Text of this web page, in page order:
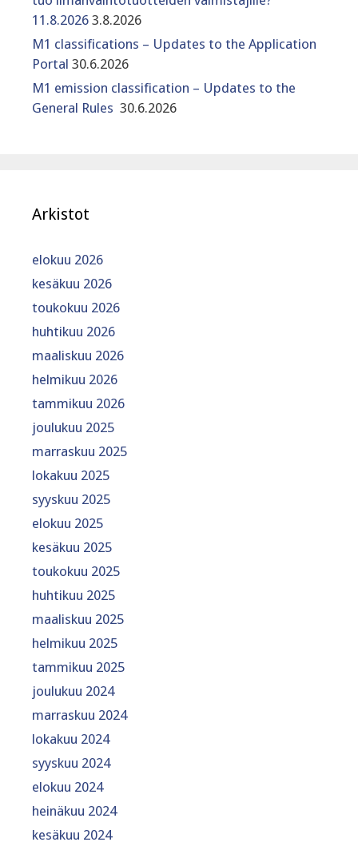
11.8.2026 3.8.2026
M1 classifications – Updates to the Application
Portal 30.6.2026
M1 emission classification – Updates to the
General Rules 30.6.2026
Arkistot
elokuu 2026
kesäkuu 2026
toukokuu 2026
huhtikuu 2026
maaliskuu 2026
helmikuu 2026
tammikuu 2026
joulukuu 2025
marraskuu 2025
lokakuu 2025
syyskuu 2025
elokuu 2025
kesäkuu 2025
toukokuu 2025
huhtikuu 2025
maaliskuu 2025
helmikuu 2025
tammikuu 2025
joulukuu 2024
marraskuu 2024
lokakuu 2024
syyskuu 2024
elokuu 2024
heinäkuu 2024
kesäkuu 2024